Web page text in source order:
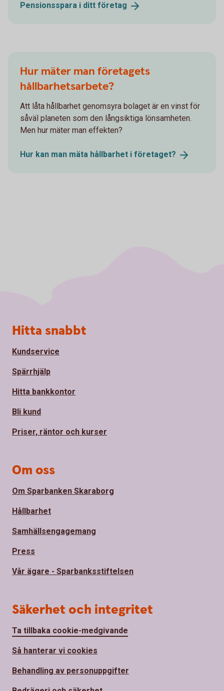
Pensionsspara i ditt företag
Hur mäter man företagets
hållbarhetsarbete?
Att låta hållbarhet genomsyra bolaget är en vinst för
såväl planeten som den långsiktiga lönsamheten.
Men hur mäter man effekten?
Hur kan man mäta hållbarhet i företaget?
Sidfot
Hitta snabbt
Kundservice
Spärrhjälp
Hitta bankkontor
Bli kund
Priser, räntor och kurser
Om oss
Om Sparbanken Skaraborg
Hållbarhet
Samhällsengagemang
Press
Vår ägare - Sparbanksstiftelsen
Säkerhet och integritet
Ta tillbaka cookie-medgivande
Så hanterar vi cookies
Behandling av personuppgifter